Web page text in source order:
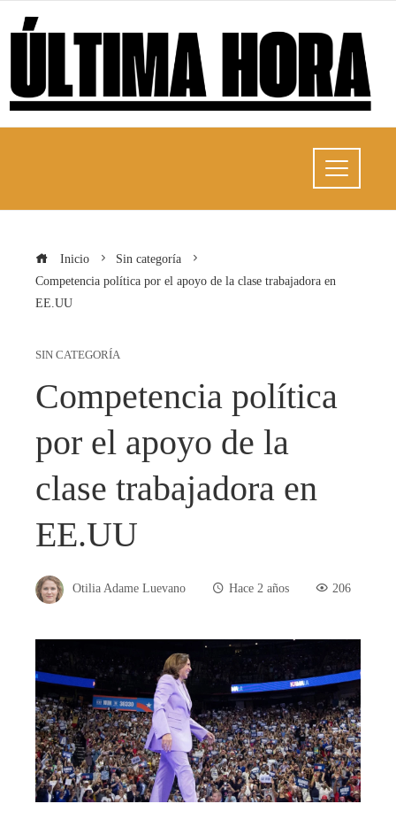
Inicio
Sin categoría
Competencia política por el apoyo de la clase trabajadora en
EE.UU
SIN CATEGORÍA
Competencia política
por el apoyo de la
clase trabajadora en
EE.UU
Otilia Adame Luevano Hace 2 años 206